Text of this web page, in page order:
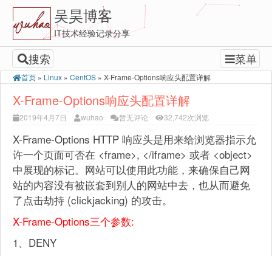
吴昊博客
IT技术经验记录分享
搜索 菜单
首页 » Linux » CentOS » X-Frame-Options响应头配置详解
X-Frame-Options响应头配置详解
2019年4月7日 wuhao 暂无评论 32,742次浏览
X-Frame-Options HTTP 响应头是用来给浏览器指示允
许一个页面可否在 <frame>, </iframe> 或者 <object>
中展现的标记。网站可以使用此功能，来确保自己网
站的内容没有被嵌套到别人的网站中去，也从而避免
了点击劫持 (clickjacking) 的攻击。
X-Frame-Options三个参数:
1、DENY